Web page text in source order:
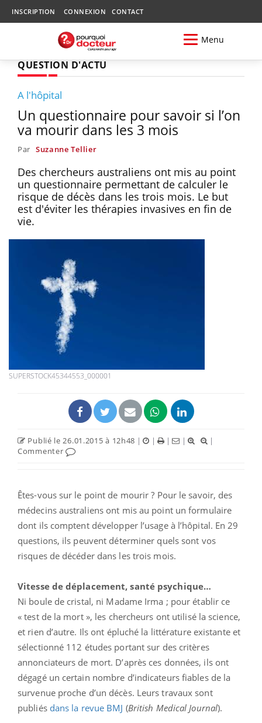
INSCRIPTION CONNEXION CONTACT
Menu
QUESTION D'ACTU
A l'hôpital
Un questionnaire pour savoir si l’on
va mourir dans les 3 mois
Par Suzanne Tellier
Des chercheurs australiens ont mis au point
un questionnaire permettant de calculer le
risque de décès dans les trois mois. Le but
est d'éviter les thérapies invasives en fin de
vie.
SUPERSTOCK45344553_000001
Publié le 26.01.2015 à 12h48 | | | |
|
Commenter
Êtes-vous sur le point de mourir ? Pour le savoir, des
médecins australiens ont mis au point un formulaire
dont ils comptent développer l’usage à l’hôpital. En 29
questions, ils peuvent déterminer quels sont vos
risques de décéder dans les trois mois.
Vitesse de déplacement, santé psychique…
Ni boule de cristal, ni Madame Irma ; pour établir ce
« test de la mort », les chercheurs ont utilisé la science,
et rien d’autre. Ils ont épluché la littérature existante et
sélectionné 112 études portant sur des critères
annonciateurs de mort. D’après ces données, ils ont
dégagé un certain nombre d’indicateurs fiables de la
survenue proche d’un décès. Leurs travaux sont
publiés dans la revue BMJ (British Medical Journal).